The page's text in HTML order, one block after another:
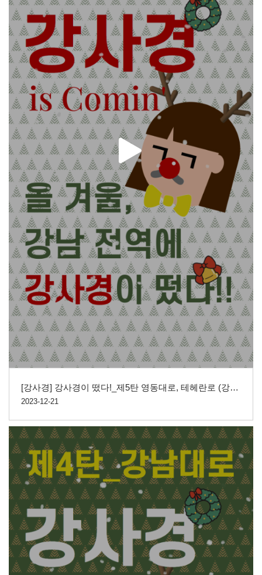
[강사경] 강사경이 떴다!_제5탄 영동대로, 테헤란로 (강남구사회적경제 홍보영상)
2023-12-21